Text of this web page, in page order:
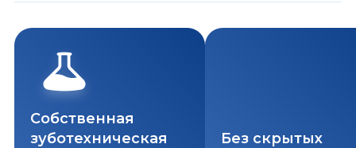
Собственная
зуботехническая
Без скрытых